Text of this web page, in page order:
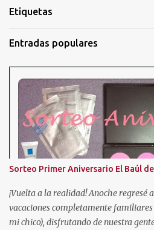
Etiquetas
Entradas populares
Sorteo Primer Aniversario El Baúl
¡Vuelta a la realidad! Anoche regresé
vacaciones completamente
mi chico), disfrutando de nuestra